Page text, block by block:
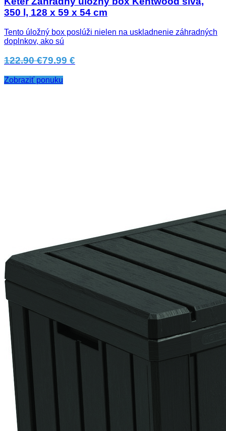
350 l, 128 x 59 x 54 cm
Tento úložný box poslúži nielen na uskladnenie záhradných
doplnkov, ako sú
122.90 €79.99 €
Zobraziť ponuku